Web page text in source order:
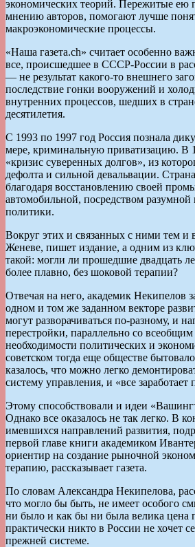
экономических теорий. Пережитые ею
мнению авторов, помогают лучше
макроэкономические процессы.
«Наша газета.ch» считает особенно
все, происшедшее в СССР-России в
— не результат какого-то внешнего
последствие гонки вооружений и
внутренних процессов, шедших в
десятилетия.
С 1993 по 1997 год Россия познала
мере, криминальную приватизацию. В
«кризис суверенных долгов», из
дефолта и сильной девальвации.
благодаря восстановлению своей
автомобильной, посредством разумной
политики.
Вокруг этих и связанных с ними тем и
Женеве, пишет издание, а одним из
такой: могли ли прошедшие двадцать
более плавно, без шоковой терапии?
Отвечая на него, академик Некипелов
одном и том же заданном векторе
могут разворачиваться по-разному, и
перестройки, параллельно со
необходимости политических и
советском тогда еще обществе
казалось, что можно легко
систему управления, и «все заработает
Этому способствовали и идеи
Однако все оказалось не так легко. В
имевшихся направлений развития,
первой главе книги академиком
ориентир на создание рыночной
терапию, рассказывает газета.
По словам Александра Некипелова,
что могло бы быть, не имеет особого
ни было и как бы ни была велика цена
практически никто в России не хочет
прежней системе.